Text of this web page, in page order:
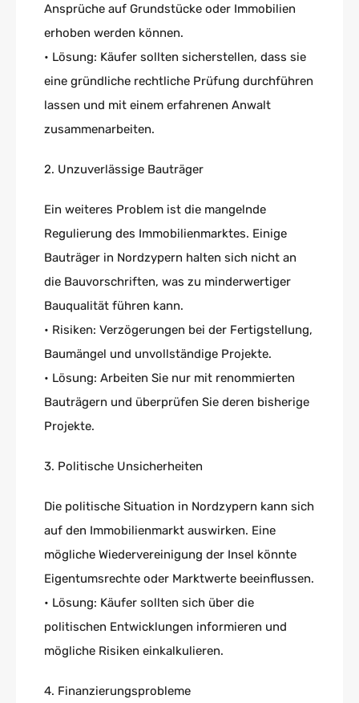
Ansprüche auf Grundstücke oder Immobilien
erhoben werden können.
• Lösung: Käufer sollten sicherstellen, dass sie
eine gründliche rechtliche Prüfung durchführen
lassen und mit einem erfahrenen Anwalt
zusammenarbeiten.
2. Unzuverlässige Bauträger
Ein weiteres Problem ist die mangelnde
Regulierung des Immobilienmarktes. Einige
Bauträger in Nordzypern halten sich nicht an
die Bauvorschriften, was zu minderwertiger
Bauqualität führen kann.
• Risiken: Verzögerungen bei der Fertigstellung,
Baumängel und unvollständige Projekte.
• Lösung: Arbeiten Sie nur mit renommierten
Bauträgern und überprüfen Sie deren bisherige
Projekte.
3. Politische Unsicherheiten
Die politische Situation in Nordzypern kann sich
auf den Immobilienmarkt auswirken. Eine
mögliche Wiedervereinigung der Insel könnte
Eigentumsrechte oder Marktwerte beeinflussen.
• Lösung: Käufer sollten sich über die
politischen Entwicklungen informieren und
mögliche Risiken einkalkulieren.
4. Finanzierungsprobleme